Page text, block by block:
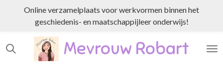
de
hoofdinhoud
Mevrouw Robart
Online verzamelplaats voor werkvormen binnen het
geschiedenis- en maatschappijleer onderwijs!